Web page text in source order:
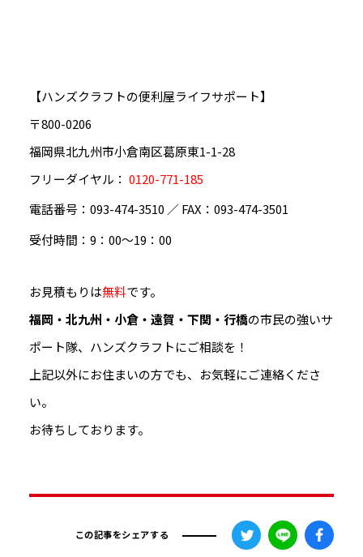
【ハンズクラフトの便利屋ライフサポート】
〒800-0206
福岡県北九州市小倉南区葛原東1-1-28
フリーダイヤル： 0120-771-185
電話番号： 093-474-3510 ／ FAX：093-474-3501
受付時間：9：00～19：00
お見積もりは無料です。
福岡・北九州・小倉・遠賀・下関・行橋の市民の強いサ
ポート隊、ハンズクラフトにご相談を！
上記以外にお住まいの方でも、お気軽にご連絡くださ
い。
お待ちしております。
この記事をシェアする